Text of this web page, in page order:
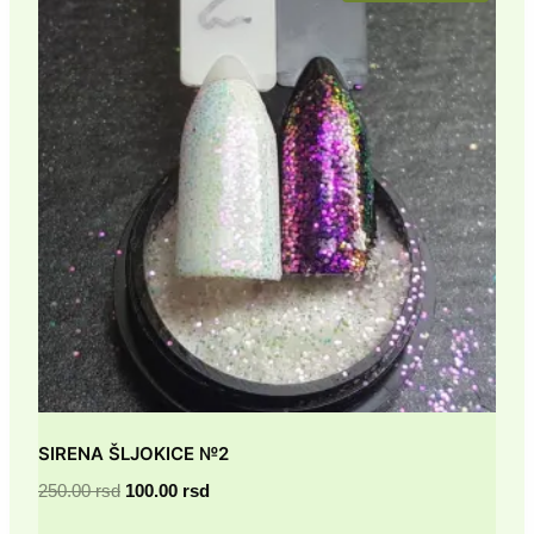
SIRENA ŠLJOKICE №2
250.00rsd Originalna
100.00 rsdTrenutna